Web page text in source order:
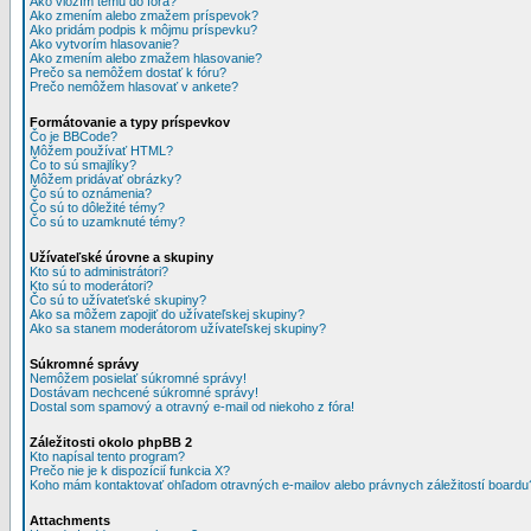
Ako zmením alebo zmažem príspevok?
Ako pridám podpis k môjmu príspevku?
Ako vytvorím hlasovanie?
Ako zmením alebo zmažem hlasovanie?
Prečo sa nemôžem dostať k fóru?
Prečo nemôžem hlasovať v ankete?
Formátovanie a typy príspevkov
Čo je BBCode?
Môžem používať HTML?
Čo to sú smajlíky?
Môžem pridávať obrázky?
Čo sú to oznámenia?
Čo sú to dôležité témy?
Čo sú to uzamknuté témy?
Užívateľské úrovne a skupiny
Kto sú to administrátori?
Kto sú to moderátori?
Čo sú to užívateťské skupiny?
Ako sa môžem zapojiť do užívateľskej skupiny?
Ako sa stanem moderátorom užívateľskej skupiny?
Súkromné správy
Nemôžem posielať súkromné správy!
Dostávam nechcené súkromné správy!
Dostal som spamový a otravný e-mail od niekoho z fóra!
Záležitosti okolo phpBB 2
Kto napísal tento program?
Prečo nie je k dispozícií funkcia X?
Koho mám kontaktovať ohľadom otravných e-mailov alebo právnych záležitostí
Attachments